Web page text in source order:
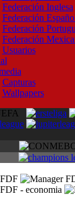
Federación Inglesa
Federación
Federación
Federación
Usuarios
Capturas
Wallpapers